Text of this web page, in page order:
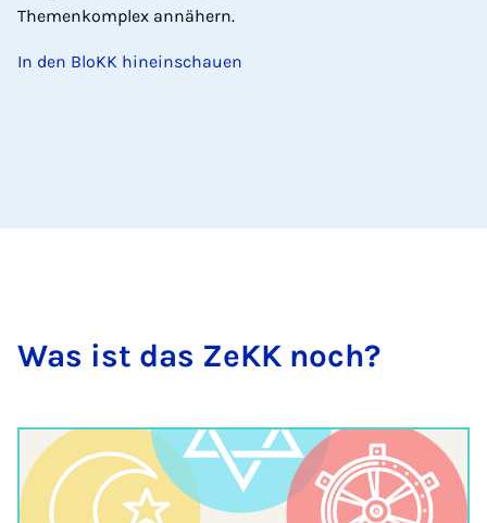
Themenkomplex annähern.
In den BloKK hineinschauen
Was ist das ZeKK noch?